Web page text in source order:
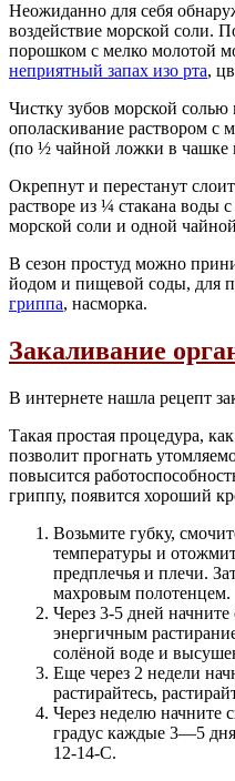
Неожиданно для себя
воздействие морской соли.
порошком с мелко молотой
неприятный запах изо рта,
Чистку зубов морской
ополаскивание раствором с
(по ½ чайной ложки в чашке
Окрепнут и перестанут
растворе из ¼ стакана воды
морской соли и одной
В сезон простуд можно
йодом и пищевой соды, для
гриппа, насморка.
Закаливание
В интернете нашла рецепт
Такая простая процедура,
позволит прогнать
повысится
гриппу, появится хороший
Возьмите губку,
температуры и
предплечья и плечи.
махровым полотенцем.
Через 3-5 дней начните
энергичным
солёной воде и
Еще через 2 недели
растирайтесь,
Через неделю начните
градус каждые 3—5
12-14-С.